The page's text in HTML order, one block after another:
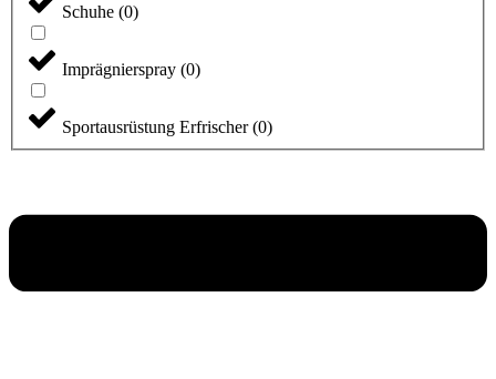
Schuhe (0)
Imprägnierspray (0)
Sportausrüstung Erfrischer (0)